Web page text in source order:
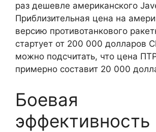
раз дешевле американского
Приблизительная цена на
версию противотанкового
стартует от 200 000 долларов
можно подсчитать, что цена
примерно составит 20 000
Боевая
эффективность